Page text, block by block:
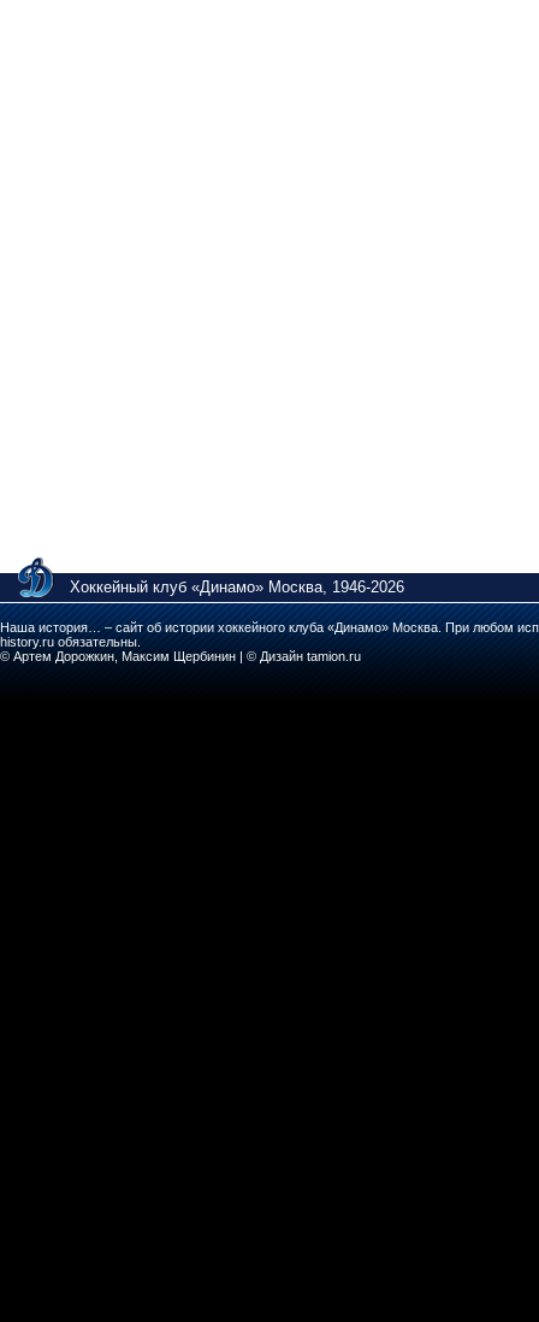
Хоккейный клуб «Динамо» Москва, 1946-2026
Наша история… – сайт об истории хоккейного клуба «Динамо» Москва. При любом
history.ru обязательны.
© Артем Дорожкин, Максим Щербинин | © Дизайн tamion.ru